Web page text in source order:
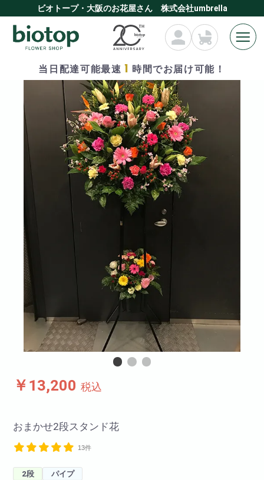
ビオトープ・大阪のお花屋さん 株式会社umbrella
当日配達可能最速 1 時間でお届け可能！
￥13,200 税込
おまかせ2段スタンド花
13件
2段 パイプ